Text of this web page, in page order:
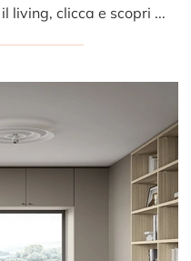
Se cerchi librerie a muro per il living, clicca e scopri le nostre soluzioni moderne: il modello Volo Infinity M008 Colombini Casa ti aspetta!